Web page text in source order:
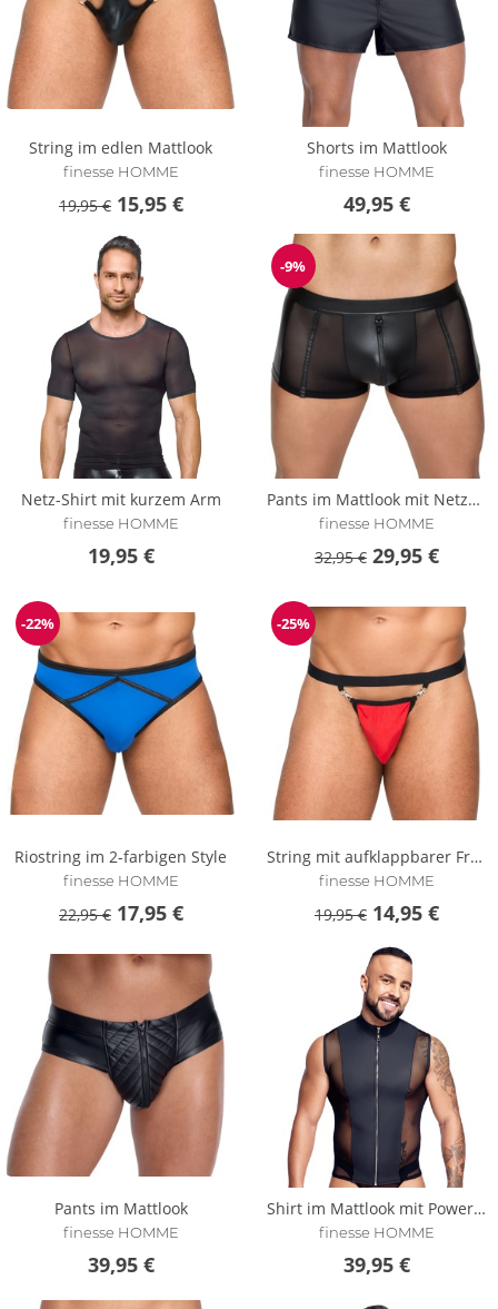
String im edlen Mattlook
finesse HOMME
19,95 € 15,95 €
Shorts im Mattlook
finesse HOMME
49,95 €
Netz-Shirt mit kurzem Arm
finesse HOMME
19,95 €
Reduzierung
-9%
Pants im Mattlook mit Netzeinsätzen
finesse HOMME
32,95 € 29,95 €
Reduzierung
-22%
Riostring im 2-farbigen Style
finesse HOMME
22,95 € 17,95 €
Reduzierung
-25%
String mit aufklappbarer Front
finesse HOMME
19,95 € 14,95 €
Pants im Mattlook
finesse HOMME
39,95 €
Shirt im Mattlook mit Powernet-Einsätzen
finesse HOMME
39,95 €